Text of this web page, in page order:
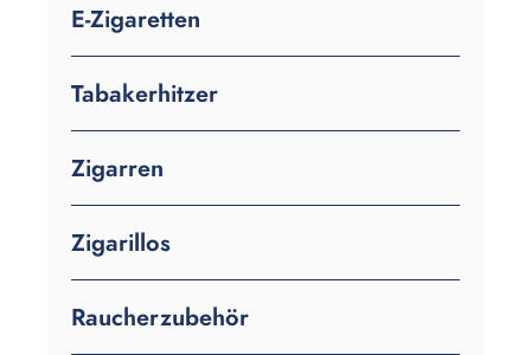
E-Zigaretten
Tabakerhitzer
Zigarren
Zigarillos
Raucherzubehör